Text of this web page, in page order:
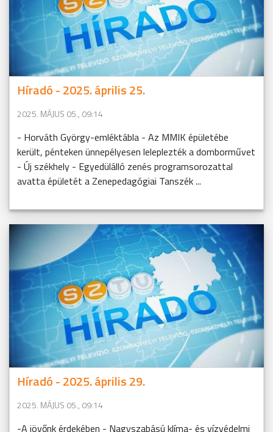
Híradó - 2025. április 25.
2025. MÁJUS 05., 09:14
- Horváth György-emléktábla - Az MMIK épületébe
került, pénteken ünnepélyesen leleplezték a domborművet
- Új székhely - Egyedülálló zenés programsorozattal
avatta épületét a Zenepedagógiai Tanszék ...
Híradó - 2025. április 29.
2025. MÁJUS 05., 09:14
-A jövőnk érdekében - Nagyszabású klíma- és vízvédelmi